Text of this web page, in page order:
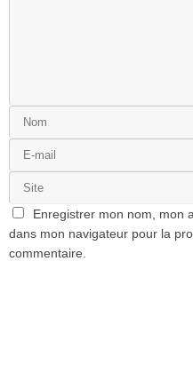
Enregistrer mon nom, mon
dans mon navigateur pour la
commentaire.